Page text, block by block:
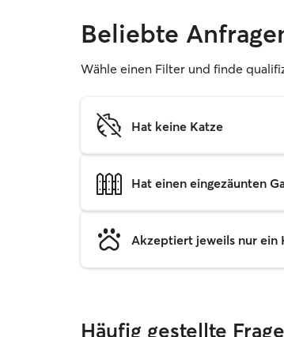
Beliebte
Wähle einen Filter und finde
Hat keine Katze
Hat einen eingezäunten
Akzeptiert jeweils nur ein
Häufig gestellte